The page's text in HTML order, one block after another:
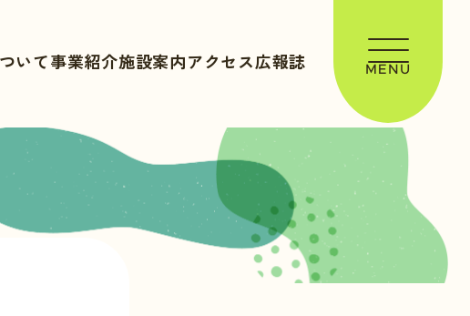
いて 事業紹介施設案内 アクセス広報誌 MENU